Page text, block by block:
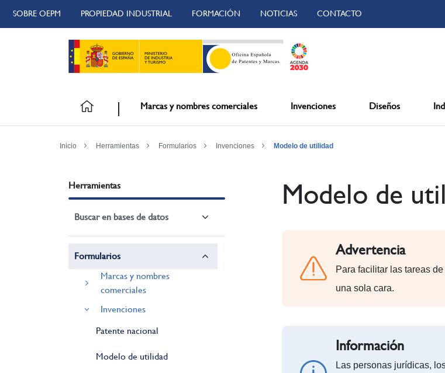
SOBRE OEPM PROPIEDAD INDUSTRIAL FORMACIÓN NOTICIAS CONTACTO
Marcas y nombres comerciales Invenciones Diseños
Inicio Herramientas Formularios Invenciones Modelo de utilidad
Herramientas
Buscar en bases de datos
Formularios
Marcas y nombres
comerciales
Invenciones
Patente nacional
Modelo de utilidad
Modelo de
Advertencia
Para facilitar las tareas
una sola cara.
Información
Las personas jurídicas,